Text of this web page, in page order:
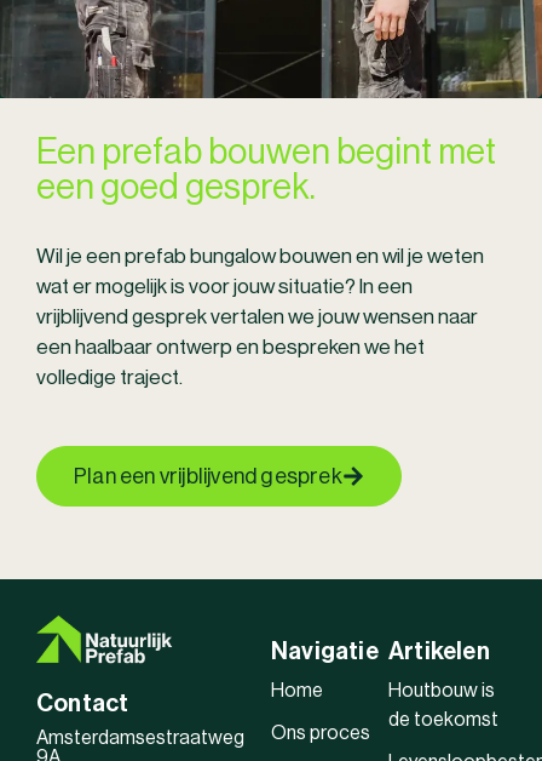
Een prefab bouwen begint met
een goed gesprek.
Wil je een prefab bungalow bouwen en wil je weten
wat er mogelijk is voor jouw situatie? In een
vrijblijvend gesprek vertalen we jouw wensen naar
een haalbaar ontwerp en bespreken we het
volledige traject.
Plan een vrijblijvend gesprek
Contact
Amsterdamsestraatweg
Navigatie
Home
Ons proces
Artikelen
Houtbouw is
de toekomst